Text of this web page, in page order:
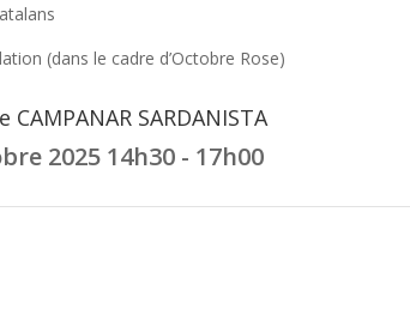
(dans le cadre d’Octobre Rose)
CAMPANAR SARDANISTA
2025 14h30 - 17h00